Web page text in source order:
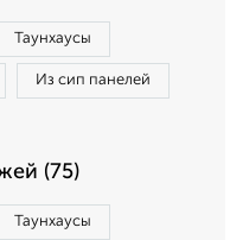
Таунхаусы
Из сип панелей
(75)
Таунхаусы